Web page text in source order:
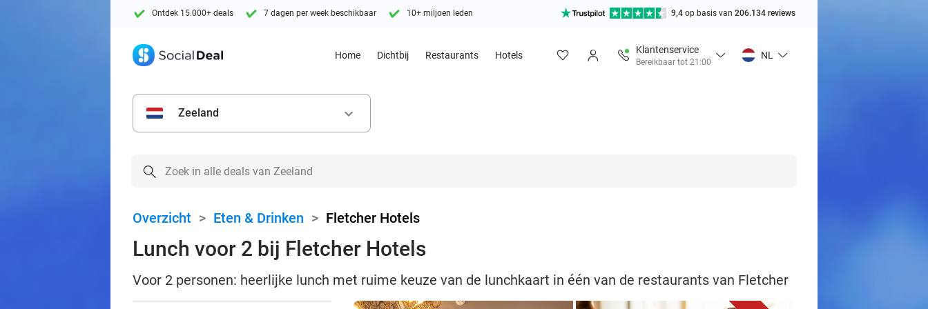
Ontdek 15.000+ deals 7 dagen per week beschikbaar 10+ miljoen leden 9,4 op basis van 206.134 reviews
Home Dichtbij Restaurants Hotels
Klantenservice
Bereikbaar tot 21:00
NL
Zeeland keyboard_arrow_down
Overzicht > Eten & Drinken > Fletcher Hotels
Lunch voor 2 bij Fletcher Hotels
Voor 2 personen: heerlijke lunch met ruime keuze van de lunchkaart in één van de restaurants van Fletcher